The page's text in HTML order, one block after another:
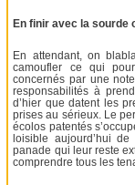
En finir avec la sourde
En attendant, on
camoufler ce qui
concernés par une
responsabilités à
d’hier que datent les
prises au sérieux. Le
écolos patentés
loisible aujourd’hui
panade qui leur reste
comprendre tous les